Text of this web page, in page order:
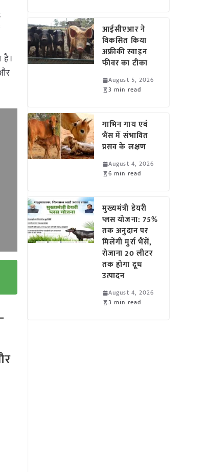
आईसीएआर ने
विकसित किया
अफ्रीकी स्वाइन
फीवर का टीका
August 5, 2026
3 min read
गाभिन गाय एवं
भैंस में संभावित
प्रसव के लक्षण
August 4, 2026
6 min read
मुख्यमंत्री डेयरी
प्लस योजना: 75%
तक अनुदान पर
मिलेंगी मुर्रा भैंसें,
रोजाना 20 लीटर
तक होगा दूध
उत्पादन
August 4, 2026
3 min read